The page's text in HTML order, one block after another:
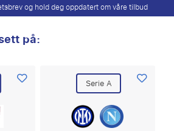
og hold deg oppdatert om våre tilbud
på:
Serie A